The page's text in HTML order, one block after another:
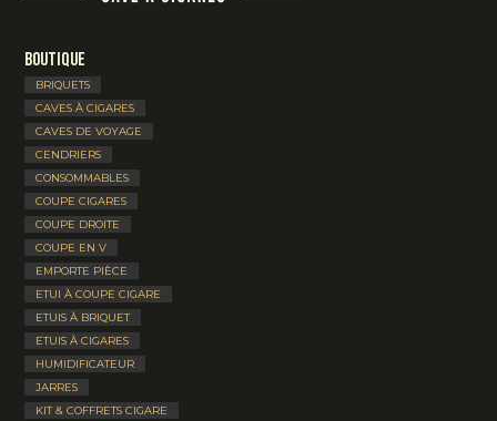
Boutique
BRIQUETS
CAVES À CIGARES
CAVES DE VOYAGE
CENDRIERS
CONSOMMABLES
COUPE CIGARES
COUPE DROITE
COUPE EN V
EMPORTE PIÈCE
ETUI À COUPE CIGARE
ETUIS À BRIQUET
ETUIS À CIGARES
HUMIDIFICATEUR
JARRES
KIT & COFFRETS CIGARE